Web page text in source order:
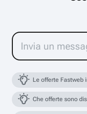
Le offerte Fastweb
Che offerte sono